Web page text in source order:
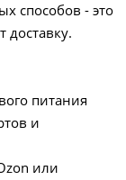
способов - это
доставку.
питания
и
или